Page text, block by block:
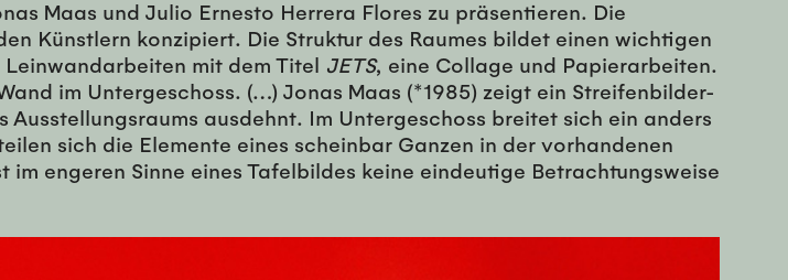
Maas und Julio Ernesto Herrera Flores zu präsentieren. Die
Künstlern konzipiert. Die Struktur des Raumes bildet einen wichtigen
mit dem Titel JETS, eine Collage und Papierarbeiten.
im Untergeschoss. (…) Jonas Maas (*1985) zeigt ein Streifenbilder-
ausdehnt. Im Untergeschoss breitet sich ein anders
sich die Elemente eines scheinbar Ganzen in der vorhandenen
engeren Sinne eines Tafelbildes keine eindeutige Betrachtungsweise